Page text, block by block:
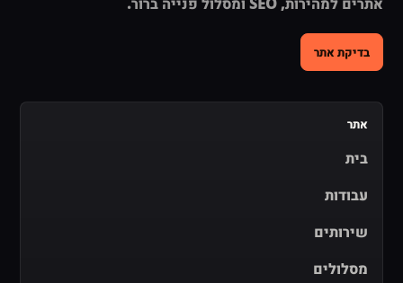
בדיקת אתר
אתר
בית
עבודות
שירותים
מסלולים